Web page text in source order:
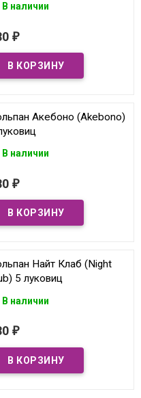
В наличии
₽
Акебоно (Akebono)
В наличии
₽
Найт Клаб (Night
5 луковиц
В наличии
₽